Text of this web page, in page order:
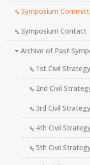
Symposium
Symposium Contact
Archive of Past
1st Civil
2nd Civil
3rd Civil
4th Civil
5th Civil